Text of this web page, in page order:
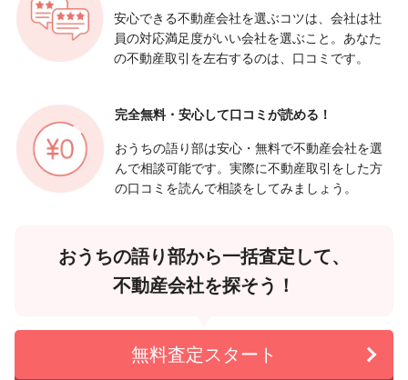
安心できる不動産会社を選ぶコツは、会社は社
員の対応満足度がいい会社を選ぶこと。あなた
の不動産取引を左右するのは、口コミです。
完全無料・安心して口コミが読める！
おうちの語り部は安心・無料で不動産会社を選
んで相談可能です。実際に不動産取引をした方
の口コミを読んで相談をしてみましょう。
おうちの語り部から一括査定して、
不動産会社を探そう！
無料査定スタート